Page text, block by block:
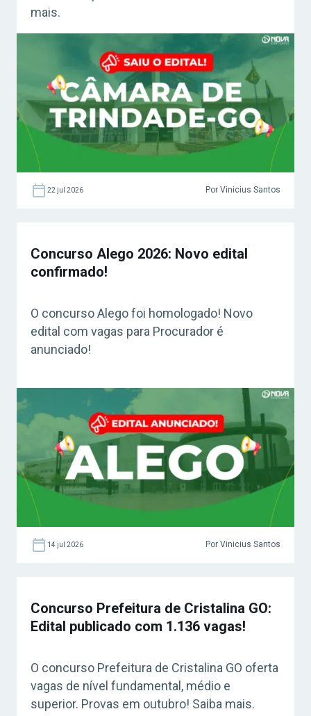
mais.
22 jul 2026 Por Vinicius Santos
Concurso Alego 2026: Novo edital
confirmado!
O concurso Alego foi homologado! Novo
edital com vagas para Procurador é
anunciado!
14 jul 2026 Por Vinicius Santos
Concurso Prefeitura de Cristalina GO:
Edital publicado com 1.136 vagas!
O concurso Prefeitura de Cristalina GO oferta
vagas de nível fundamental, médio e
superior. Provas em outubro! Saiba mais.